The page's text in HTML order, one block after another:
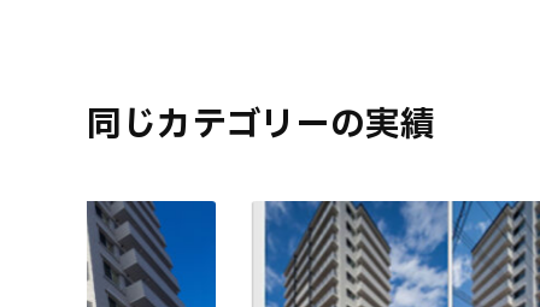
同じカテゴリーの実績